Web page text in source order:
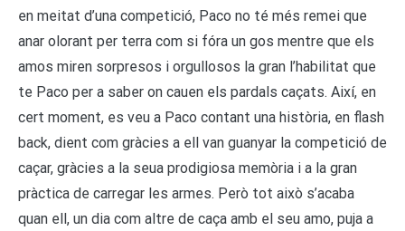
en meitat d’una competició, Paco no té més remei que
anar olorant per terra com si fóra un gos mentre que els
amos miren sorpresos i orgullosos la gran l’habilitat que
te Paco per a saber on cauen els pardals caçats. Així, en
cert moment, es veu a Paco contant una història, en flash
back, dient com gràcies a ell van guanyar la competició de
caçar, gràcies a la seua prodigiosa memòria i a la gran
pràctica de carregar les armes. Però tot això s’acaba
quan ell, un dia com altre de caça amb el seu amo, puja a